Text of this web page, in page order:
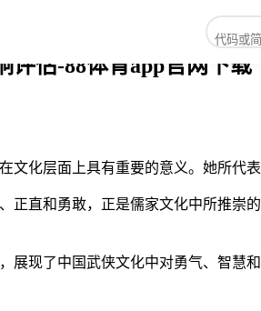
评估-88体育app官网下载
化层面上具有重要的意义。她所代
正直和勇敢，正是儒家文化中所推
展现了中国武侠文化中对勇气、智慧